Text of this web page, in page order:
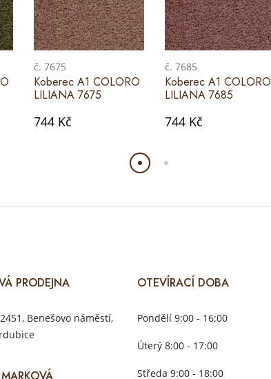
č. 7675
Koberec A1 COLORO
LILIANA 7675
744 Kč
č. 7685
Koberec A1 COLORO
LILIANA 7685
744 Kč
PRODEJNA
Benešovo náměstí,
OTEVÍRACÍ DOBA
Pondělí 9:00 - 16:00
Úterý 8:00 - 17:00
Středa 9:00 - 18:00